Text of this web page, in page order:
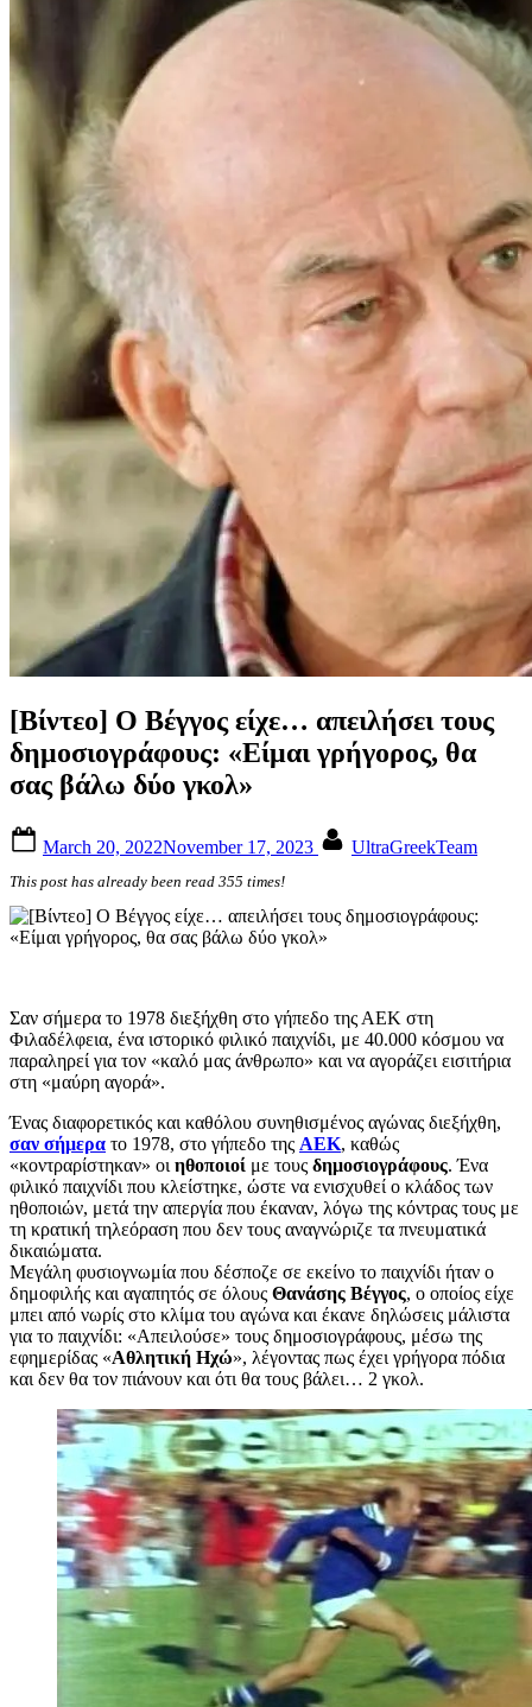
[Βίντεο] Ο Βέγγος είχε… απειλήσει τους
δημοσιογράφους: «Είμαι γρήγορος, θα
σας βάλω δύο γκολ»
on
March 20, 2022November 17, 2023 UltraGreekTeam
This post has already been read 355 times!
Σαν σήμερα το 1978 διεξήχθη στο γήπεδο της ΑΕΚ στη
Φιλαδέλφεια, ένα ιστορικό φιλικό παιχνίδι, με 40.000 κόσμου να
παραληρεί για τον «καλό μας άνθρωπο» και να αγοράζει εισιτήρια
στη «μαύρη αγορά».
Ένας διαφορετικός και καθόλου συνηθισμένος αγώνας διεξήχθη,
σαν σήμερα το 1978, στο γήπεδο της ΑΕΚ, καθώς
«κοντραρίστηκαν» οιηθοποιοί με τους δημοσιογράφους. Ένα
φιλικό παιχνίδι που κλείστηκε, ώστε να ενισχυθεί ο κλάδος των
ηθοποιών, μετά την απεργία που έκαναν, λόγω της κόντρας τους με
τη κρατική τηλεόραση που δεν τους αναγνώριζε τα πνευματικά
δικαιώματα.
Μεγάλη φυσιογνωμία που δέσποζε σε εκείνο το παιχνίδι ήταν ο
δημοφιλής και αγαπητός σε όλους Θανάσης Βέγγος, ο οποίος είχε
μπει από νωρίς στο κλίμα του αγώνα και έκανε δηλώσεις μάλιστα
για το παιχνίδι: «Απειλούσε» τους δημοσιογράφους, μέσω της
εφημερίδας «Αθλητική Ηχώ», λέγοντας πως έχει γρήγορα πόδια
και δεν θα τον πιάνουν και ότι θα τους βάλει… 2 γκολ.